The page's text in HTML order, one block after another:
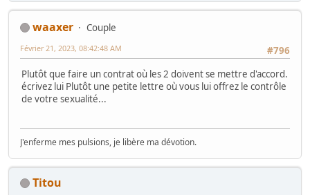
waaxer
Couple
#796
Février 21, 2023, 08:42:48 AM
Plutôt que faire un contrat où les 2 doivent se mettre d'accord.
écrivez lui Plutôt une petite lettre où vous lui offrez le contrôle
de votre sexualité...
J'enferme mes pulsions, je libère ma dévotion.
Titou